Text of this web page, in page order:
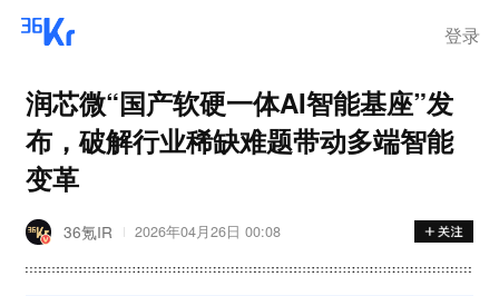
登录
润芯微“国产软硬一体AI智能基座”发
布，破解行业稀缺难题带动多端智能
变革
36氪IR 2026年04月26日 00:08